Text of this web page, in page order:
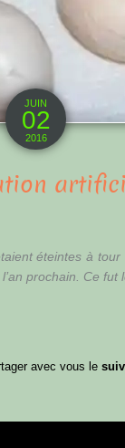
JUIN
02
2016
éteintes à tour
prochain. Ce fut
avec vous le